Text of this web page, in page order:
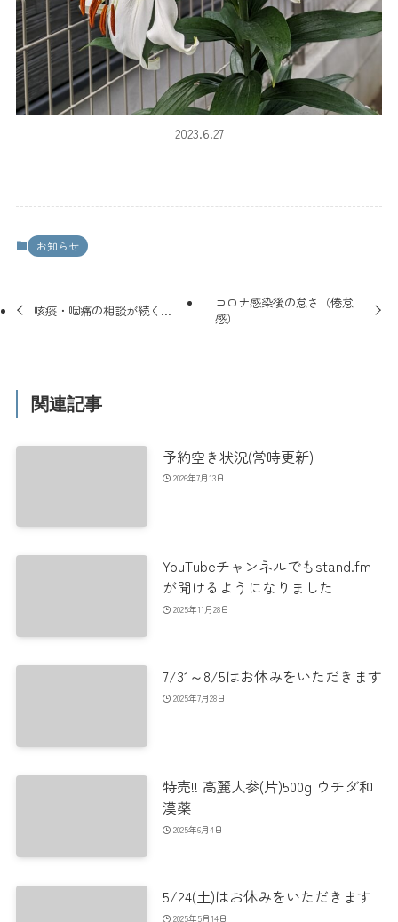
2023.6.27
お知らせ
咳痰・咽痛の相談が続く…
コロナ感染後の怠さ（倦怠
感）
関連記事
予約空き状況(常時更新)
2026年7月13日
YouTubeチャンネルでもstand.fm
が聞けるようになりました
2025年11月28日
7/31～8/5はお休みをいただきます
2025年7月28日
特売!! 高麗人参(片)500g ウチダ和
漢薬
2025年6月4日
5/24(土)はお休みをいただきます
2025年5月14日